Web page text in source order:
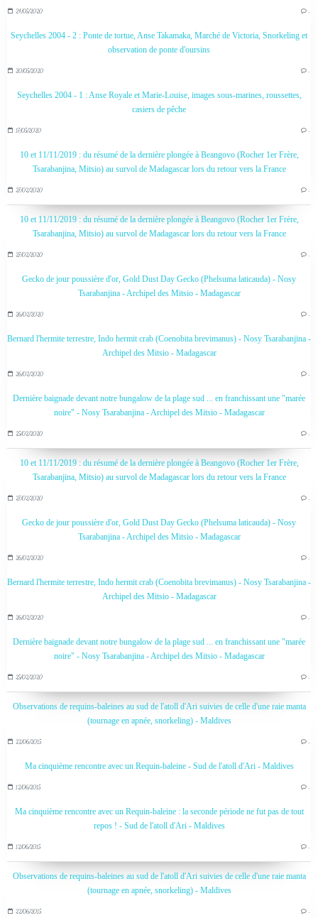
24/05/2020 …
Seychelles 2004 - 2 : Ponte de tortue, Anse Takamaka, Marché de Victoria, Snorkeling et
observation de ponte d'oursins
20/05/2020 …
Seychelles 2004 - 1 : Anse Royale et Marie-Louise, images sous-marines, roussettes,
casiers de pêche
17/05/2020 …
10 et 11/11/2019 : du résumé de la dernière plongée à Beangovo (Rocher 1er Frère,
Tsarabanjina, Mitsio) au survol de Madagascar lors du retour vers la France
27/02/2020 …
10 et 11/11/2019 : du résumé de la dernière plongée à Beangovo (Rocher 1er Frère,
Tsarabanjina, Mitsio) au survol de Madagascar lors du retour vers la France
27/02/2020 …
Gecko de jour poussière d'or, Gold Dust Day Gecko (Phelsuma laticauda) - Nosy
Tsarabanjina - Archipel des Mitsio - Madagascar
26/02/2020 …
Bernard l'hermite terrestre, Indo hermit crab (Coenobita brevimanus) - Nosy Tsarabanjina -
Archipel des Mitsio - Madagascar
26/02/2020 …
Dernière baignade devant notre bungalow de la plage sud ... en franchissant une "marée
noire" - Nosy Tsarabanjina - Archipel des Mitsio - Madagascar
25/02/2020 …
10 et 11/11/2019 : du résumé de la dernière plongée à Beangovo (Rocher 1er Frère,
Tsarabanjina, Mitsio) au survol de Madagascar lors du retour vers la France
27/02/2020 …
Gecko de jour poussière d'or, Gold Dust Day Gecko (Phelsuma laticauda) - Nosy
Tsarabanjina - Archipel des Mitsio - Madagascar
26/02/2020 …
Bernard l'hermite terrestre, Indo hermit crab (Coenobita brevimanus) - Nosy Tsarabanjina -
Archipel des Mitsio - Madagascar
26/02/2020 …
Dernière baignade devant notre bungalow de la plage sud ... en franchissant une "marée
noire" - Nosy Tsarabanjina - Archipel des Mitsio - Madagascar
25/02/2020 …
Observations de requins-baleines au sud de l'atoll d'Ari suivies de celle d'une raie manta
(tournage en apnée, snorkeling) - Maldives
22/06/2015 …
Ma cinquième rencontre avec un Requin-baleine - Sud de l'atoll d'Ari - Maldives
12/06/2015 …
Ma cinquième rencontre avec un Requin-baleine : la seconde période ne fut pas de tout
repos ! - Sud de l'atoll d'Ari - Maldives
12/06/2015 …
Observations de requins-baleines au sud de l'atoll d'Ari suivies de celle d'une raie manta
(tournage en apnée, snorkeling) - Maldives
22/06/2015 …